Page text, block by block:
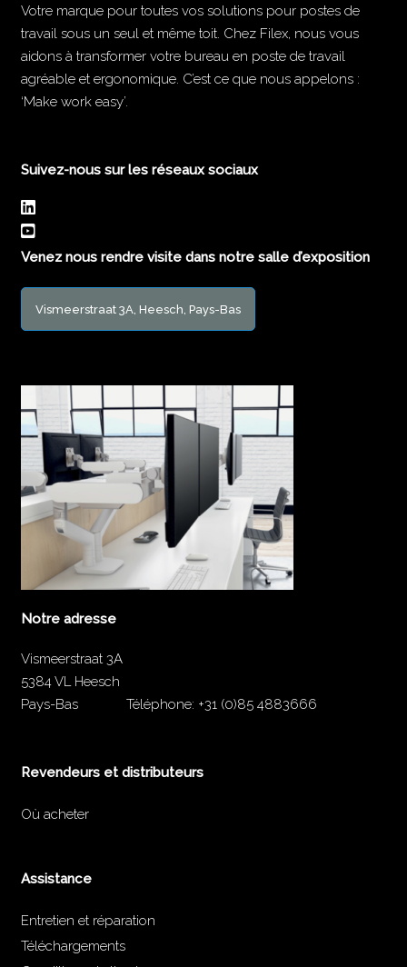
Votre marque pour toutes vos solutions pour postes de
travail sous un seul et même toit. Chez Filex, nous vous
aidons à transformer votre bureau en poste de travail
agréable et ergonomique. C’est ce que nous appelons :
‘Make work easy’.
Suivez-nous sur les réseaux sociaux
Venez nous rendre visite dans notre salle d’exposition
Vismeerstraat 3A, Heesch, Pays-Bas
Notre adresse
Vismeerstraat 3A
5384 VL Heesch
Pays-Bas
Téléphone: +31 (0)85 4883666
Revendeurs et distributeurs
Où acheter
Assistance
Entretien et réparation
Téléchargements